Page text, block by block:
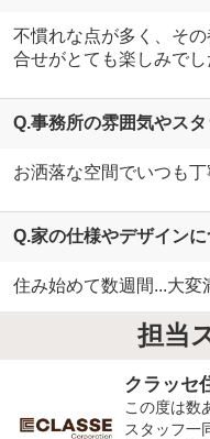
不慣れな点が多く、そ
合せがとても楽しみでし
Q.事務所の雰囲気やス
お洒落な空間でいつも
Q.家の仕様やデザイン
住み始めて数週間...大変
担当
クラッセ
この度は数
スタッフ一